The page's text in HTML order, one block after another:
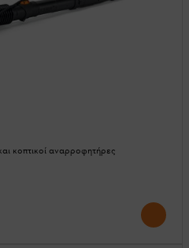
κοπτικοί αναρροφητήρες